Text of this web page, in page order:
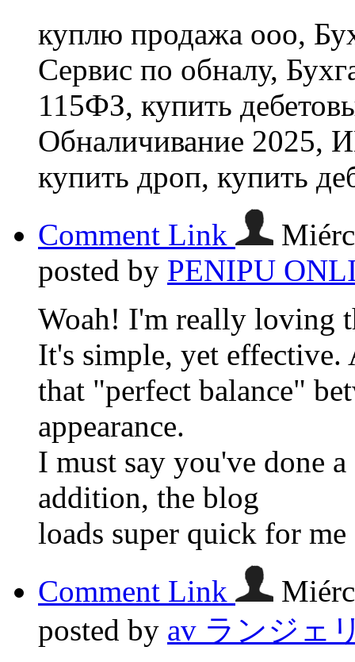
куплю продажа ооо,
Сервис по обналу,
115ФЗ, купить
Обналичивание 2025,
купить дроп, купить
Comment Link
posted by PENIPU
Woah! I'm really loving
It's simple, yet
that "perfect balance"
appearance.
I must say you've done
addition, the blog
loads super quick for
Comment Link
posted by av ランジェ